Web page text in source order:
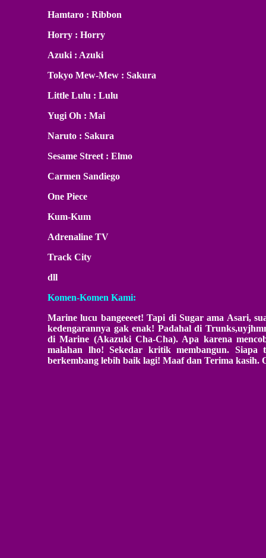
Hamtaro : Ribbon
Horry : Horry
Azuki : Azuki
Tokyo Mew-Mew : Sakura
Little Lulu : Lulu
Yugi Oh : Mai
Naruto : Sakura
Sesame Street : Elmo
Carmen Sandiego
One Piece
Kum-Kum
Adrenaline TV
Track City
dll
Komen-Komen Kami:
Marine lucu bangeeeet! Tapi di Sugar ama Asari,
kedengarannya gak enak! Padahal di
di Marine (Akazuki Cha-Cha). Apa karena
malahan lho! Sekedar kritik membangun. Siapa
berkembang lebih baik lagi! Maaf dan Terima